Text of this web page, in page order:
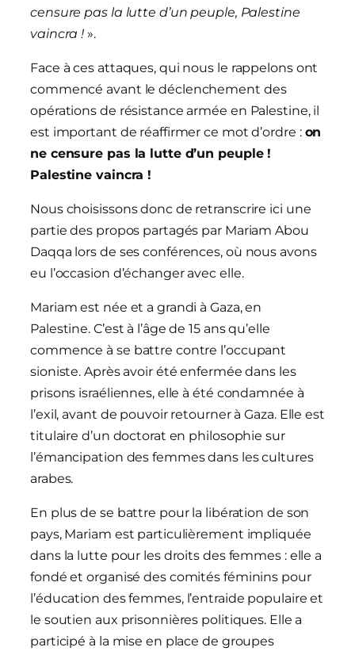
censure pas la lutte d’un peuple, Palestine
vaincra !».
Face à ces attaques, qui nous le rappelons ont
commencé avant le déclenchement des
opérations de résistance armée en Palestine, il
est important de réaffirmer ce mot d’ordre : on
ne censure pas la lutte d’un peuple !
Palestine vaincra !
Nous choisissons donc de retranscrire ici une
partie des propos partagés par Mariam Abou
Daqqa lors de ses conférences, où nous avons
eu l’occasion d’échanger avec elle.
Mariam est née et a grandi à Gaza, en
Palestine. C’est à l’âge de 15 ans qu’elle
commence à se battre contre l’occupant
sioniste. Après avoir été enfermée dans les
prisons israéliennes, elle à été condamnée à
l’exil, avant de pouvoir retourner à Gaza. Elle est
titulaire d’un doctorat en philosophie sur
l’émancipation des femmes dans les cultures
arabes.
En plus de se battre pour la libération de son
pays, Mariam est particulièrement impliquée
dans la lutte pour les droits des femmes : elle a
fondé et organisé des comités féminins pour
l’éducation des femmes, l’entraide populaire et
le soutien aux prisonnières politiques. Elle a
participé à la mise en place de groupes